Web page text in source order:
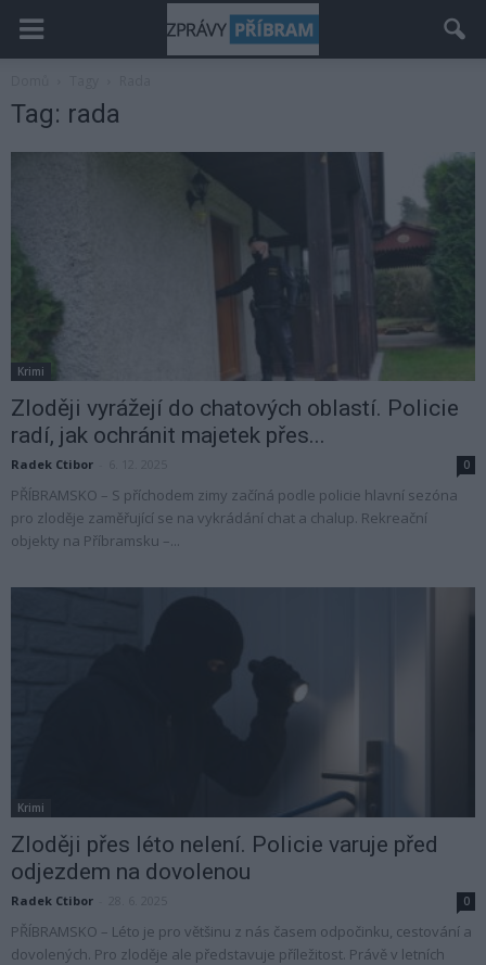
Tag: rada
Krimi
Zloději vyrážejí do chatových oblastí. Policie
radí, jak ochránit majetek přes...
Radek Ctibor 0
PŘÍBRAMSKO – S příchodem zimy začíná podle policie hlavní sezóna
pro zloděje zaměřující se na vykrádání chat a chalup. Rekreační
objekty na Příbramsku –...
Krimi
Zloději přes léto nelení. Policie varuje před
odjezdem na dovolenou
Radek Ctibor 0
PŘÍBRAMSKO – Léto je pro většinu z nás časem odpočinku, cestování a
dovolených. Pro zloděje ale představuje příležitost. Právě v letních